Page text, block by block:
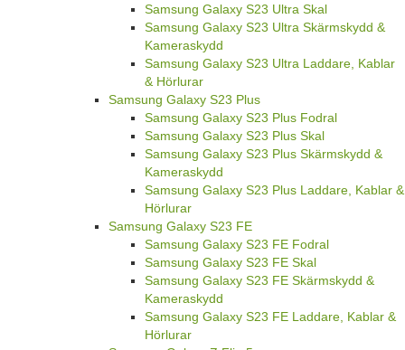
Samsung Galaxy S23 Ultra Skal
Samsung Galaxy S23 Ultra Skärmskydd &
Kameraskydd
Samsung Galaxy S23 Ultra Laddare, Kablar
& Hörlurar
Samsung Galaxy S23 Plus
Samsung Galaxy S23 Plus Fodral
Samsung Galaxy S23 Plus Skal
Samsung Galaxy S23 Plus Skärmskydd &
Kameraskydd
Samsung Galaxy S23 Plus Laddare, Kablar &
Hörlurar
Samsung Galaxy S23 FE
Samsung Galaxy S23 FE Fodral
Samsung Galaxy S23 FE Skal
Samsung Galaxy S23 FE Skärmskydd &
Kameraskydd
Samsung Galaxy S23 FE Laddare, Kablar &
Hörlurar